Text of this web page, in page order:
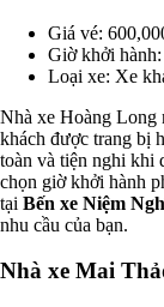
Giá vé:
Giờ khởi
Loại xe: Xe
Nhà xe Hoàng Long
khách được trang bị
toàn và tiện nghi khi
chọn giờ khởi hành
tại Bến xe Niệm
nhu cầu của bạn.
Nhà xe Mai